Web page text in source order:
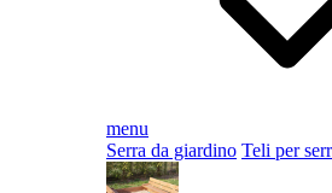
menu
Serra da giardino Teli per